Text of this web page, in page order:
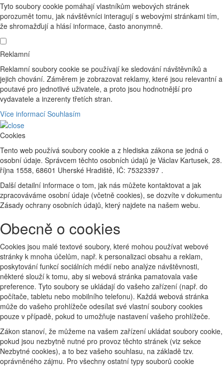
Tyto soubory cookie pomáhají vlastníkům webových stránek
porozumět tomu, jak návštěvníci interagují s webovými stránkami tím,
že shromažďují a hlásí informace, často anonymně.
Reklamní
Reklamní soubory cookie se používají ke sledování návštěvníků a
jejich chování. Záměrem je zobrazovat reklamy, které jsou relevantní a
poutavé pro jednotlivé uživatele, a proto jsou hodnotnější pro
vydavatele a inzerenty třetích stran.
Více informací Souhlasím
Cookies
Tento web používá soubory cookie a z hlediska zákona se jedná o
osobní údaje. Správcem těchto osobních údajů je Václav Kartusek, 28.
října 1558, 68601 Uherské Hradiště, IČ: 75323397 .
Další detailní informace o tom, jak nás můžete kontaktovat a jak
zpracováváme osobní údaje (včetně cookies), se dozvíte v dokumentu
Zásady ochrany osobních údajů, který najdete na našem webu.
Obecně o cookies
Cookies jsou malé textové soubory, které mohou používat webové
stránky k mnoha účelům, např. k personalizaci obsahu a reklam,
poskytování funkcí sociálních médií nebo analýze návštěvnosti,
některé slouží k tomu, aby si webová stránka pamatovala vaše
preference. Tyto soubory se ukládají do vašeho zařízení (např. do
počítače, tabletu nebo mobilního telefonu). Každá webová stránka
může do vašeho prohlížeče odesílat své vlastní soubory cookies
pouze v případě, pokud to umožňuje nastavení vašeho prohlížeče.
Zákon stanoví, že můžeme na vašem zařízení ukládat soubory cookie,
pokud jsou nezbytně nutné pro provoz těchto stránek (viz sekce
Nezbytné cookies), a to bez vašeho souhlasu, na základě tzv.
oprávněného zájmu. Pro všechny ostatní typy souborů cookie